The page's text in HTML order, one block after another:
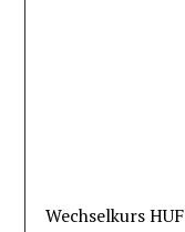
WechselkursHUF